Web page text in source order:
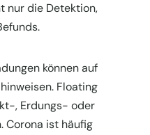
nur die Detektion,
können auf
Floating
, Erdungs- oder
Corona ist häufig